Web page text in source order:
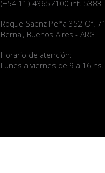
(+54 11) 43657100 int. 5383
Roque Saenz Peña 352 Of. 71
Bernal, Buenos Aires - ARG
Horario de atención:
Lunes a viernes de 9 a 16 hs.